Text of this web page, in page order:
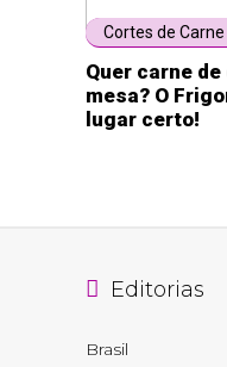
Cortes de Carne
Quer carne
mesa? O
lugar certo!
Editorias
Brasil